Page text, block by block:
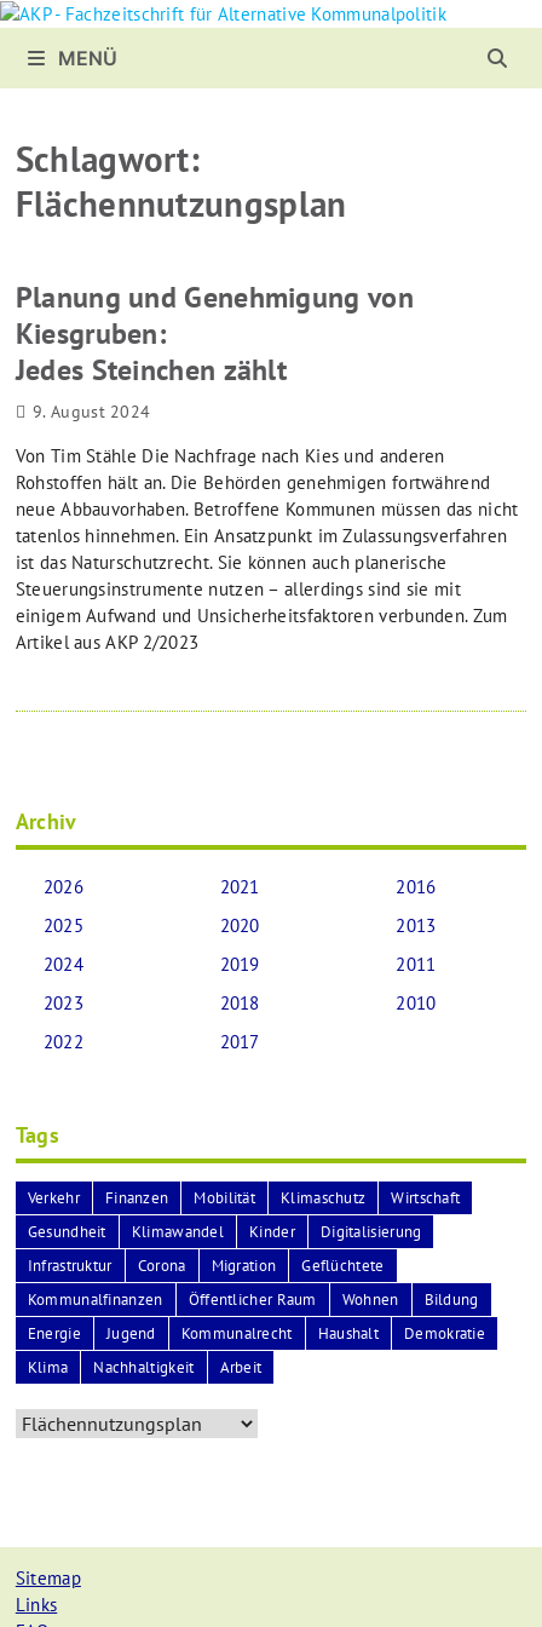
Zurück
Inhalt
MENÜ
Schlagwort:
Flächennutzungsplan
Planung und Genehmigung von
Kiesgruben:
Jedes Steinchen zählt
9. August 2024
Von Tim Stähle Die Nachfrage nach Kies und anderen
Rohstoffen hält an. Die Behörden genehmigen fortwährend
neue Abbauvorhaben. Betroffene Kommunen müssen das nicht
tatenlos hinnehmen. Ein Ansatzpunkt im Zulassungsverfahren
ist das Naturschutzrecht. Sie können auch planerische
Steuerungsinstrumente nutzen – allerdings sind sie mit
einigem Aufwand und Unsicherheitsfaktoren verbunden. Zum
Artikel aus AKP 2/2023
Archiv
2026
2025
2024
2023
2022
2021
2020
2019
2018
2017
2016
2013
2011
2010
Tags
Verkehr Finanzen Mobilität Klimaschutz
Wirtschaft
Gesundheit
Klimawandel Kinder
Digitalisierung
Infrastruktur
Corona Migration
Geflüchtete
Kommunalfinanzen
Öffentlicher Raum Wohnen
Bildung
Energie
Jugend Kommunalrecht Haushalt
Demokratie
Klima
Nachhaltigkeit Arbeit
Sitemap
Links